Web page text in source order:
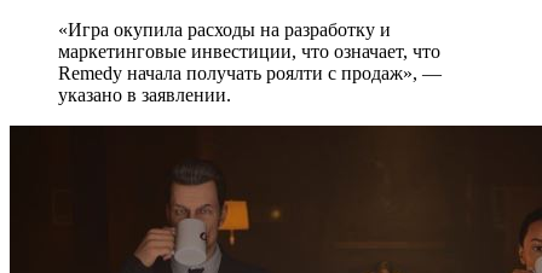
«Игра окупила расходы на разработку и
маркетинговые инвестиции, что означает, что
Remedy начала получать роялти с продаж», —
указано в заявлении.